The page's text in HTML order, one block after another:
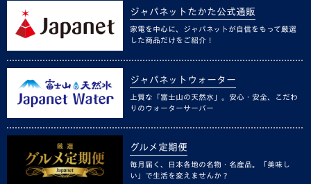
ジャパネットたかた公式通販
家電を中心に、ジャパネットが自信をもって厳選
した商品だけをご紹介！
ジャパネットウォーター
上質な「富士山の天然水」。安心・安全、こだわ
りのウォーターサーバー
グルメ定期便
毎月届く、日本各地の名物・名産品。「美味し
い」で生活を変えませんか？